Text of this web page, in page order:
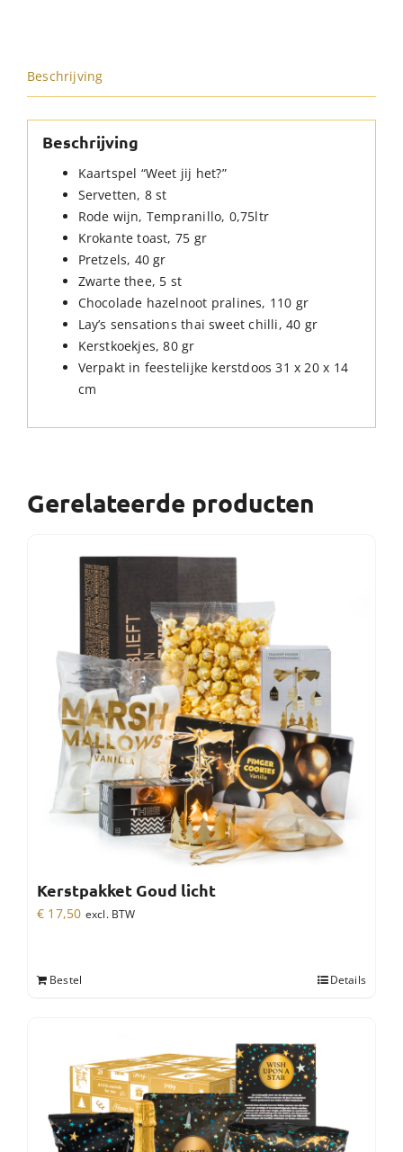
Beschrijving
Beschrijving
Kaartspel “Weet jij het?”
Servetten, 8 st
Rode wijn, Tempranillo, 0,75ltr
Krokante toast, 75 gr
Pretzels, 40 gr
Zwarte thee, 5 st
Chocolade hazelnoot pralines, 110 gr
Lay’s sensations thai sweet chilli, 40 gr
Kerstkoekjes, 80 gr
Verpakt in feestelijke kerstdoos 31 x 20 x 14
cm
Gerelateerde producten
Kerstpakket Goud licht
€ 17,50 excl. BTW
Bestel Details